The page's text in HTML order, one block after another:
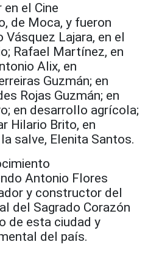
el Cine
de Moca, y fueron
Lajara, en el
Rafael Martínez, en
Alix, en
Guzmán; en
Rojas Guzmán; en
en desarrollo agrícola;
Hilario Brito, en
salve, Elenita Santos.
Antonio Flores
y constructor del
del Sagrado Corazón
de esta ciudad y
del país.